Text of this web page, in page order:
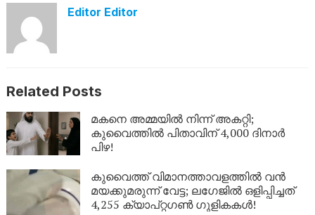
Editor Editor
Related Posts
മകനെ അമ്മയിൽ നിന്ന് അകറ്റി;
കുവൈത്തിൽ പിതാവിന് 4,000 ദിനാർ
പിഴ!
കുവൈത്ത് വിമാനത്താവളത്തിൽ വൻ
മയക്കുമരുന്ന് വേട്ട; ലഗേജിൽ ഒളിപ്പിച്ചത്
4,255 ക്യാപ്റ്റഗൺ ഗുളികകൾ!